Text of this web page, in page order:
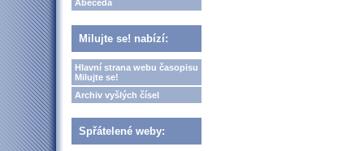
Abeceda
Milujte se! nabízí:
Hlavní strana webu časopisu
Milujte se!
Archiv vyšlých čísel
Spřátelené weby: